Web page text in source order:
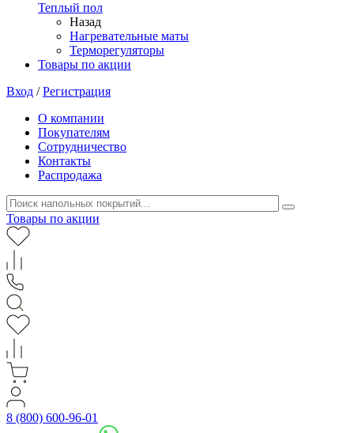
Теплый пол
Назад
Нагревательные маты
Терморегуляторы
Товары по акции
Вход /Регистрация
О компании
Покупателям
Сотрудничество
Контакты
Распродажа
Товары по акции
8 (800) 600-96-01